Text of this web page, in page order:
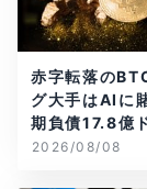
赤字転落の
グ大手はAIに
期負債17.8億
2026/08/08